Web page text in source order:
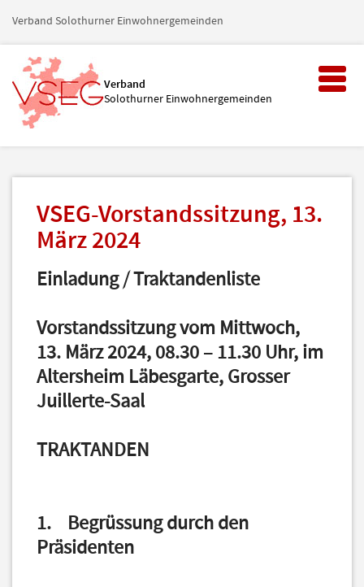
Verband Solothurner Einwohnergemeinden
Verband
Solothurner Einwohnergemeinden
Toggle
VSEG-Vorstandssitzung, 13.
März 2024
Einladung / Traktandenliste
Vorstandssitzung vom Mittwoch,
13. März 2024, 08.30 – 11.30 Uhr, im
Altersheim Läbesgarte, Grosser
Juillerte-Saal
TRAKTANDEN
1. Begrüssung durch den
Präsidenten